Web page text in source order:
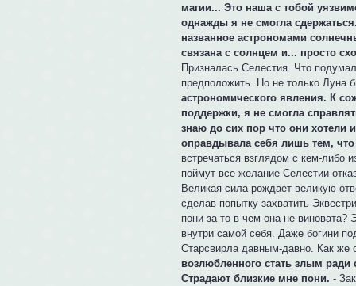
магии... Это наша с тобой
однажды я не смогла
названное астрономами
связана с солнцем и... просто
Призналась Селестия. Что
предположить. Но не только Луна
астрономического явления. К
поддержки, я не смогла
знаю до сих пор что они хотели
оправдывала себя лишь тем,
встречаться взглядом с кем-либо
поймут все желание Селестии
Великая сила рождает великую
сделав попытку захватить
пони за то в чем она не
внутри самой себя. Даже богини
Старсвирла давным-давно. Как
возлюбленного стать злым ради
Страдают близкие мне пони. -